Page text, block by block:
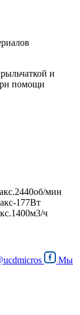
и
помощи
мин
177Вт
ч
Мы